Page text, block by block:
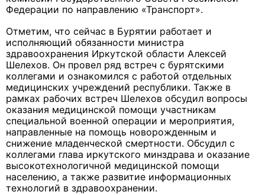
Федерации по направлению «Транспорт».
Отметим, что сейчас в Бурятии работает и
исполняющий обязанности министра
здравоохранения Иркутской области Алексей
Шелехов. Он провел ряд встреч с бурятскими
коллегами и ознакомился с работой отдельных
медицинских учреждений республики. Также в
рамках рабочих встреч Шелехов обсудил вопросы
оказания медицинской помощи участникам
специальной военной операции и мероприятия,
направленные на помощь новорожденным и
снижение младенческой смертности. Обсудил с
коллегами глава иркутского минздрава и оказание
высокотехнологичной медицинской помощи
населению, а также развитие информационных
технологий в здравоохранении.